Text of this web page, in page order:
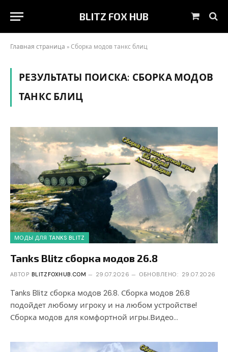
BLITZ FOX HUB Корзина
Главная страница »Сборка модов танкс блиц
РЕЗУЛЬТАТЫ ПОИСКА: СБОРКА МОДОВ
ТАНКС БЛИЦ
МОДЫ ДЛЯ TANKS BLITZ
Tanks Blitz сборка модов 26.8
АВТОР BLITZFOXHUB.COM 29.07.2026 ОБНОВЛЕНО: 29.07.2026
Tanks Blitz сборка модов 26.8. Сборка модов 26.8
подойдет любому игроку и на любом устройстве!
Сборка модов для комфортной игры.Видео…